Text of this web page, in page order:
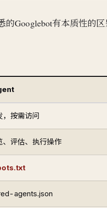
Googlebot有本质性的区
，按需访问
、评估、执行操作
agents.json